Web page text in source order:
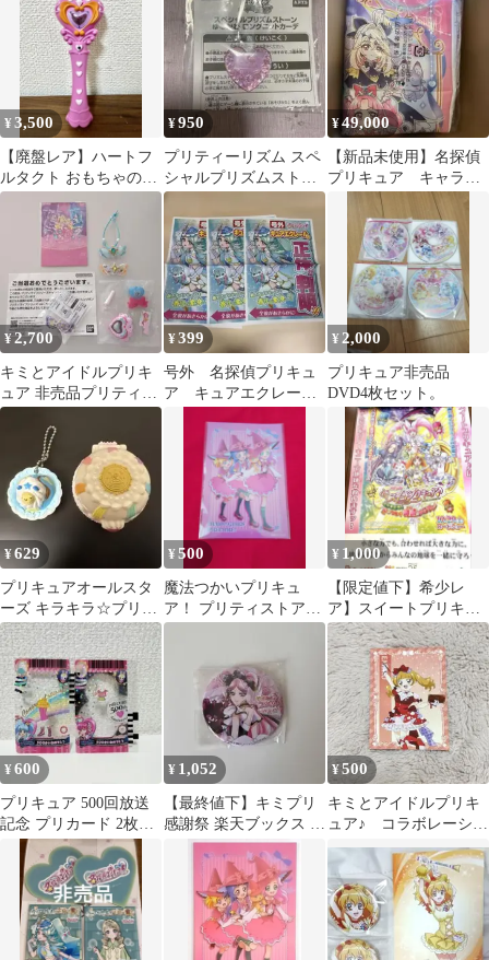
8枚 10セット バンダイ
ナムコ 吉野家 特典 非
売品
非売品
¥3,500
【廃盤レア】ハートフ
ルタクト おもちゃのス
テッキ ドラマ
『MIU404』魔法少女
¥950
プリティーリズム スペ
シャルプリズムストー
ンゆるかわロングニッ
トカーデ 非売品
¥49,000
【新品未使用】名探偵
プリキュア キャラ寝
る袋 キャンペーン当選
品 非売品
¥2,700
キミとアイドルプリキ
ュア 非売品プリティラ
イフシリーズ キラルン
リボン限定品
¥399
号外 名探偵プリキュ
ア キュアエクレー
セット たんプリ
¥ 2,000
プリキュア非売品
DVD4枚セット。
¥629
プリキュアオールスタ
ーズ キラキラ☆プリキ
ュアアラモード スイー
ツパクト
¥500
魔法つかいプリキュ
ア！ プリティストア
特典 ポストカード
¥ 1,000
【限定値下】希少レ
ア】スイートプリキュ
ア 非売品ポスター
未使用②
¥600
プリキュア 500回放送
記念 プリカード 2枚セ
ット
¥ 1,052
【最終値下】キミプリ
感謝祭 楽天ブックス 特
典 缶ミラー キュアキッ
ス 非売品
¥500
キミとアイドルプリキ
ュア♪ コラボレーショ
ンカフェ 愛崎えみ
る ブロマイド